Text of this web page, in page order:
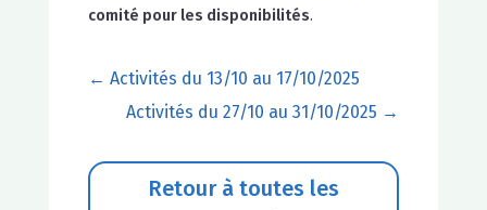
comité pour les disponibilités.
← Activités du 13/10 au 17/10/2025
Activités du 27/10 au 31/10/2025 →
Retour à toutes les